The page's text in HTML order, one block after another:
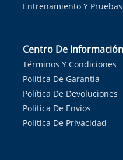
Entrenamiento Y Pruebas
Centro De
Términos Y Condiciones
Política De Garantía
Política De Devoluciones
Política De Envíos
Política De Privacidad